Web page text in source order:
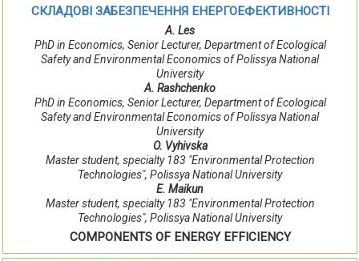
СКЛАДОВІ ЗАБЕЗПЕЧЕННЯ ЕНЕРГОЕФЕКТИВНОСТІ
A. Les
PhD in Economics, Senior Lecturer, Department of Ecological
Safety and Environmental Economics of Polissya National
University
A. Rashchenko
PhD in Economics, Senior Lecturer, Department of Ecological
Safety and Environmental Economics of Polissya National
University
O. Vyhivska
Master student, specialty 183 "Environmental Protection
Technologies", Polissya National University
E. Maikun
Master student, specialty 183 "Environmental Protection
Technologies", Polissya National University
COMPONENTS OF ENERGY EFFICIENCY